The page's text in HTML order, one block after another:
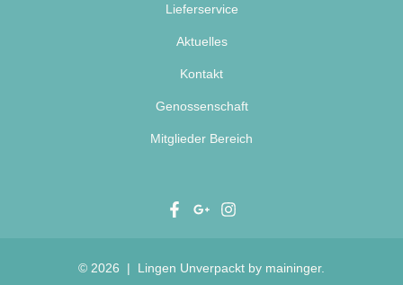
Lieferservice
Aktuelles
Kontakt
Genossenschaft
Mitglieder Bereich
© 2026 | Lingen Unverpackt by maininger.